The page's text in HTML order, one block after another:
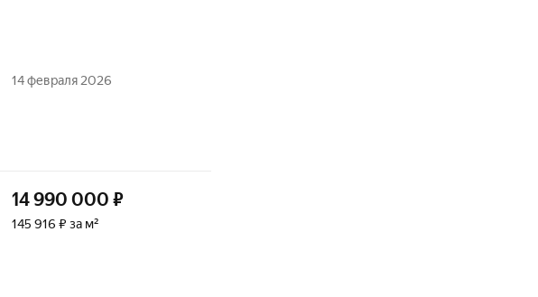
14 февраля 2026
14 990 000 ₽
145 916 ₽ за м²